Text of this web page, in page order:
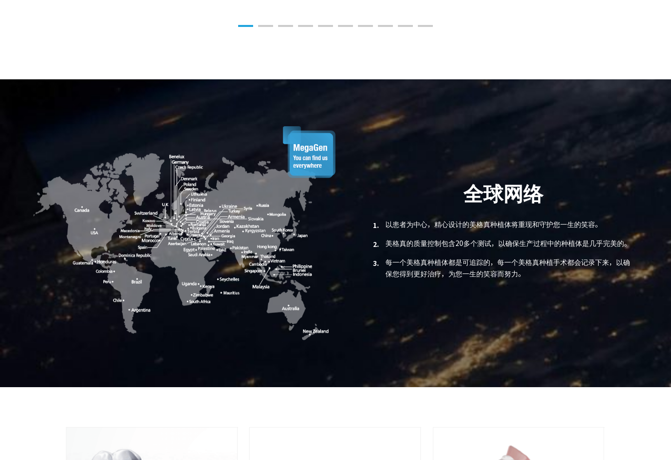
客户沟通都和我之前合作过的其他品
全球网络
1. 以患者为中心，精心设计的美格真种植体将重现和守护您一生的笑容。
2. 美格真的质量控制包含20多个测试，以确保生产过程中的种植体是几乎完美的。
3.
每一个美格真种植体都是可追踪的，每一个美格真种植手术都会记录下来，以确
保您得到更好治疗，为您一生的笑容而努力。